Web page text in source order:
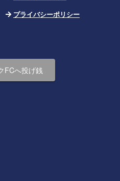
プライバシーポリシー
FCへ投げ銭